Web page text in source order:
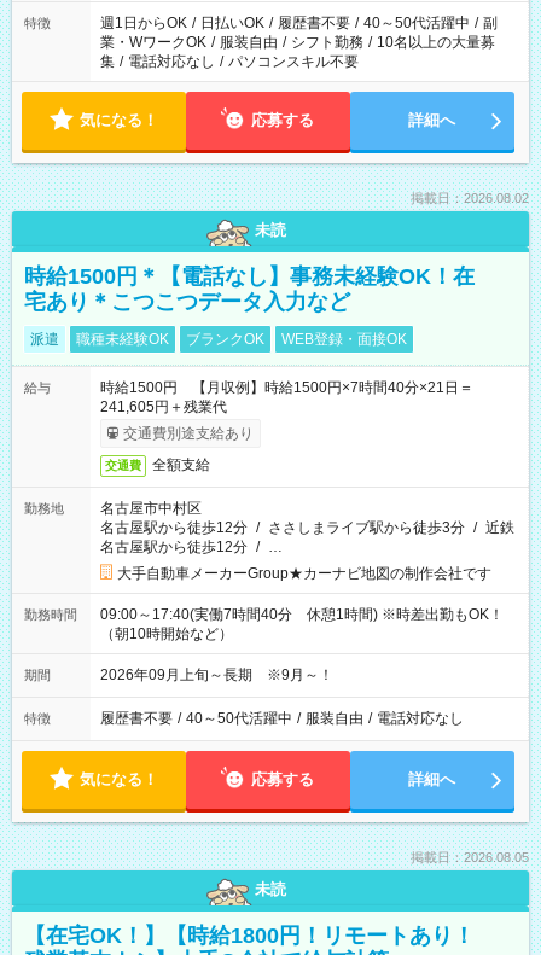
特徴 週1日からOK / 日払いOK / 履歴書不要 / 40～50代活躍中 / 副
業・WワークOK / 服装自由 / シフト勤務 / 10名以上の大量募
集 / 電話対応なし / パソコンスキル不要
気になる！ 応募する 詳細へ
掲載日：2026.08.02
未読
時給1500円＊【電話なし】事務未経験OK！在
宅あり＊こつこつデータ入力など
派遣 職種未経験OK ブランクOK WEB登録・面接OK
給与
時給1500円 【月収例】時給1500円×7時間40分×21日＝
241,605円＋残業代
交通費別途支給あり
交通費 全額支給
勤務地
名古屋市中村区
名古屋駅から徒歩12分 / ささしまライブ駅から徒歩3分 / 近鉄
名古屋駅から徒歩12分 / …
大手自動車メーカーGroup★カーナビ地図の制作会社です
勤務時間
09:00～17:40(実働7時間40分 休憩1時間) ※時差出勤もOK！
（朝10時開始など）
期間 2026年09月上旬～長期 ※9月～！
特徴 履歴書不要 / 40～50代活躍中 / 服装自由 / 電話対応なし
気になる！ 応募する 詳細へ
掲載日：2026.08.05
未読
【在宅OK！】【時給1800円！リモートあり！